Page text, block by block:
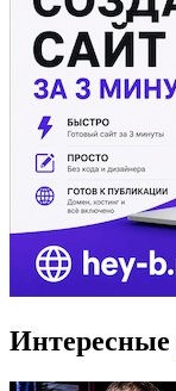
Интересные